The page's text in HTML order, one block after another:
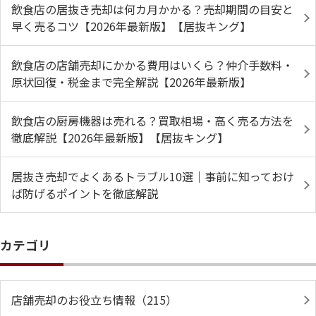
飲食店の居抜き売却は何カ月かかる？売却期間の目安と
早く売るコツ【2026年最新版】【居抜キング】
飲食店の店舗売却にかかる費用はいくら？仲介手数料・
原状回復・税金まで完全解説【2026年最新版】
飲食店の厨房機器は売れる？買取相場・高く売る方法を
徹底解説【2026年最新版】【居抜キング】
居抜き売却でよくあるトラブル10選｜事前に知っておけ
ば防げるポイントを徹底解説
カテゴリ
店舗売却のお役立ち情報（215）